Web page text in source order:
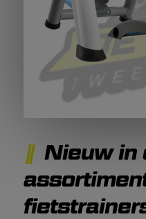
Nieuw in